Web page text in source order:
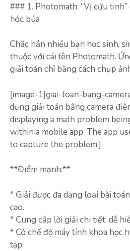
### 1. Photomath: “Vị cứu
hóc búa
Chắc hẳn nhiều bạn học sinh,
thuộc với cái tên Photomath.
giải toán chỉ bằng cách chụp
[image-1|giai-toan-bang-
dụng giải toán bằng camera
displaying a math problem
within a mobile app. The app
to capture the problem.]
**Điểm mạnh:**
* Giải được đa dạng loại bài
cao.
* Cung cấp lời giải chi tiết, dễ
* Có chế độ máy tính khoa học
tạp.